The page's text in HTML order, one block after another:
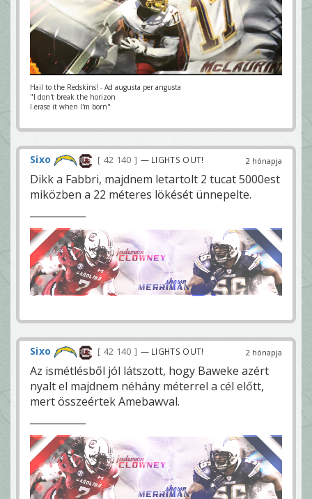
Hail to the Redskins! - Ad augusta per angusta
"I don't break the horizon
I erase it when I'm born"
2 hónapja
Sixo 42 140 — LIGHTS OUT!
Dikk a Fabbri, majdnem letartolt 2 tucat 5000est
miközben a 22 méteres lökését ünnepelte.
2 hónapja
Sixo 42 140 — LIGHTS OUT!
Az ismétlésből jól látszott, hogy Baweke azért
nyalt el majdnem néhány méterrel a cél előtt,
mert összeértek Amebawval.